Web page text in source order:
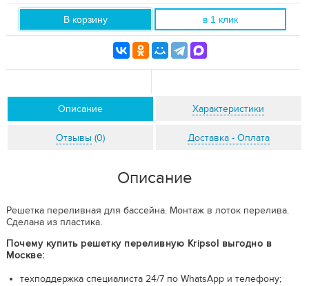
В корзину в 1 клик
Описание Характеристики
Отзывы (0) Доставка - Оплата
Описание
Решетка переливная для бассейна. Монтаж в лоток перелива.
Сделана из пластика.
Почему купить решетку переливную Kripsol выгодно в
Москве:
техподдержка специалиста 24/7 по WhatsApp и телефону;